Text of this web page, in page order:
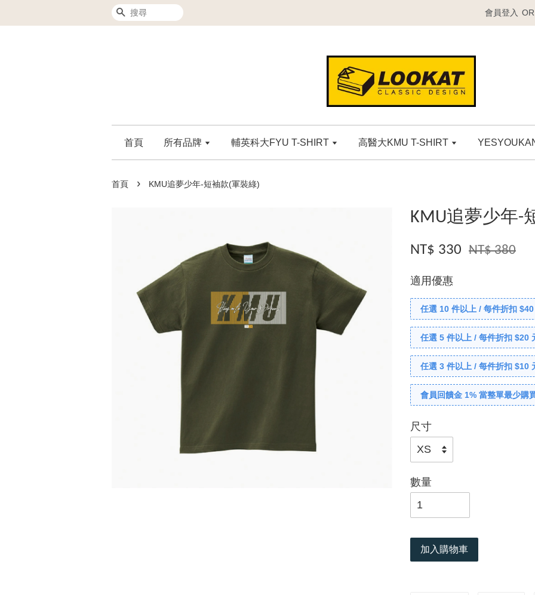
搜尋 會員登入 OR
首頁 所有品牌 輔英科大FYU T-SHIRT 高醫大KMU T-SHIRT
首頁 › KMU追夢少年-短袖款(軍裝綠)
KMU追夢少年-
NT$ 330 NT$ 380
適用優惠
任選 10 件以上 / 每件折扣
任選 5 件以上 / 每件折扣 $20
任選 3 件以上 / 每件折扣 $10
會員回饋金 1% 當整單最少購
尺寸
數量
加入購物車